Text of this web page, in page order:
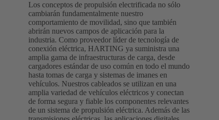
Los conceptos de propulsión electrificada no sólo
cambiarán fundamentalmente nuestro
comportamiento de movilidad, sino que también
abrirán nuevos campos de aplicación para la
industria. Como proveedor líder de tecnología de
conexión eléctrica, HARTING ya suministra una
amplia gama de infraestructuras de carga, desde
cargadores estándar de uso común en todo el mundo
hasta tomas de carga y sistemas de imanes en
vehículos. Nuestros cableados se utilizan en una
amplia variedad de vehículos eléctricos y conectan
de forma segura y fiable los componentes relevantes
de un sistema de propulsión eléctrica. Además de las